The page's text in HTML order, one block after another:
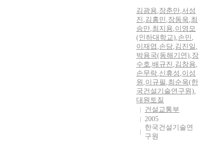
김광용,장춘만,서성
진 ,김홍민 ,장동욱,최
승만,최지용,이영모
(인하대학교),손민 ,
이재엽 ,손담,김진일 ,
박용국(동해기연),장
수호,배규진 ,김창용,
손무락,신휴성 ,이성
원 ,이규필 ,최순욱(한
국건설기술연구원),
대원토질
건설교통부
2005
한국건설기술연
구원